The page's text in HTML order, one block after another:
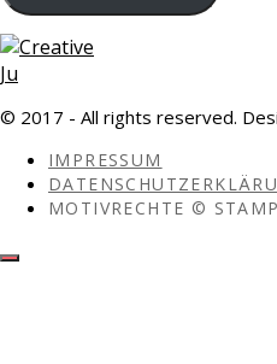
© 2017 - All rights reserved.
IMPRESSUM
MOTIVRECHTE ©